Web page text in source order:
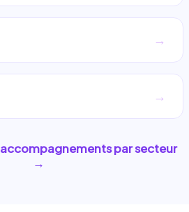
→
→
accompagnements par secteur
→